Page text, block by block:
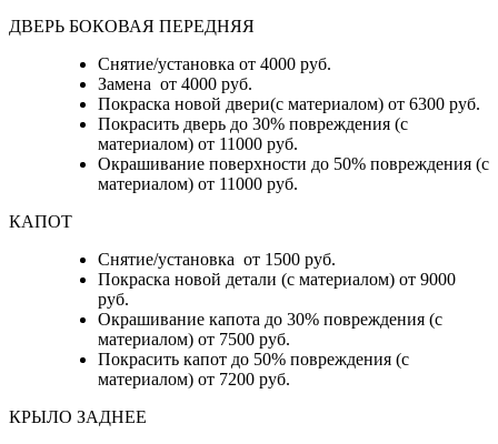
ДВЕРЬ БОКОВАЯ ПЕРЕДНЯЯ
Снятие/установка от 4000 руб.
Замена от 4000 руб.
Покраска новой двери(с материалом) от 6300 руб.
Покрасить дверь до 30% повреждения (с
материалом) от 11000 руб.
Окрашивание поверхности до 50% повреждения (с
материалом) от 11000 руб.
КАПОТ
Снятие/установка от 1500 руб.
Покраска новой детали (с материалом) от 9000
руб.
Окрашивание капота до 30% повреждения (с
материалом) от 7500 руб.
Покрасить капот до 50% повреждения (с
материалом) от 7200 руб.
КРЫЛО ЗАДНЕЕ